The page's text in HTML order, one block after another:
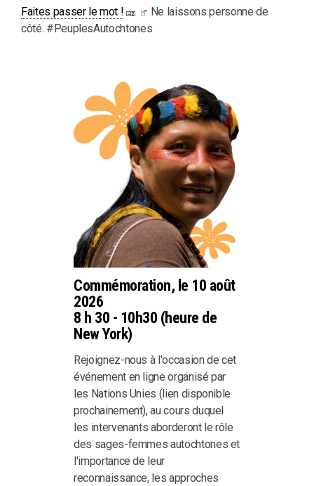
Faites passer le mot !
Ne laissons personne de
côté. #PeuplesAutochtones
Commémoration, le 10 août
2026
8 h 30 - 10h30 (heure de
New York)
Rejoignez-nous à l'occasion de cet
événement en ligne organisé par
les Nations Unies (lien disponible
prochainement), au cours duquel
les intervenants aborderont le rôle
des sages-femmes autochtones et
l'importance de leur
reconnaissance, les approches